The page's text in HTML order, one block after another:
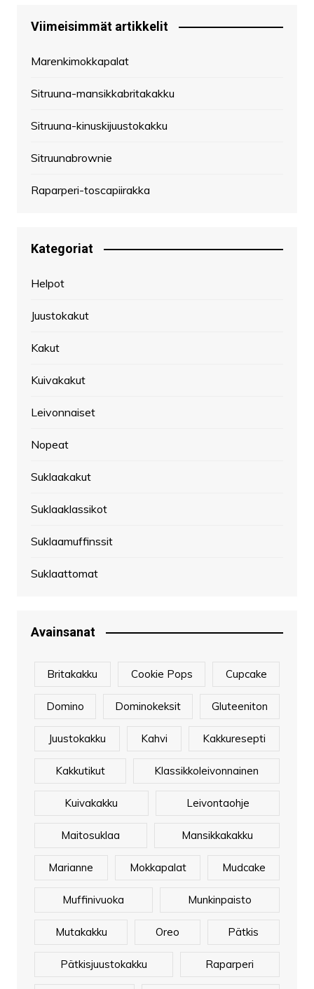
Viimeisimmät artikkelit
Marenkimokkapalat
Sitruuna-mansikkabritakakku
Sitruuna-kinuskijuustokakku
Sitruunabrownie
Raparperi-toscapiirakka
Kategoriat
Helpot
Juustokakut
Kakut
Kuivakakut
Leivonnaiset
Nopeat
Suklaakakut
Suklaaklassikot
Suklaamuffinssit
Suklaattomat
Avainsanat
Britakakku Cookie Pops Cupcake
Domino Dominokeksit Gluteeniton
Juustokakku Kahvi Kakkuresepti
Kakkutikut Klassikkoleivonnainen
Kuivakakku Leivontaohje
Maitosuklaa Mansikkakakku
Marianne Mokkapalat Mudcake
Muffinivuoka Munkinpaisto
Mutakakku Oreo Pätkis
Pätkisjuustokakku Raparperi